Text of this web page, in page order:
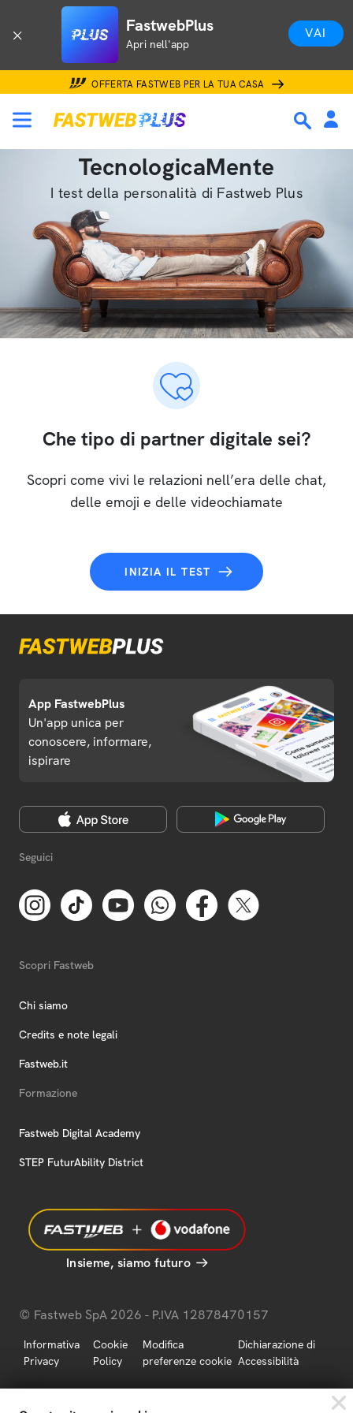
FastwebPlus
Apri nell'app
VAI
OFFERTA FASTWEB PER LA TUA CASA
TecnologicaMente
I test della personalità di Fastweb Plus
Che tipo di partner digitale sei?
Scopri come vivi le relazioni nell’era delle chat,
delle emoji e delle videochiamate
INIZIA IL TEST
App FastwebPlus
Un'app unica per
conoscere, informare,
ispirare
Seguici
Scopri Fastweb
Chi siamo
Credits e note legali
Fastweb.it
Formazione
Fastweb Digital Academy
STEP FuturAbility District
Insieme, siamo futuro
© Fastweb SpA 2026 - P.IVA 12878470157
Informativa
Privacy
Cookie
Policy
Modifica
preferenze cookie
Dichiarazione di
Accessibilità